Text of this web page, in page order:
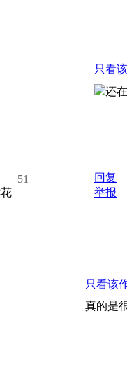
51
只看
还
回复
举报
只看该
真的是